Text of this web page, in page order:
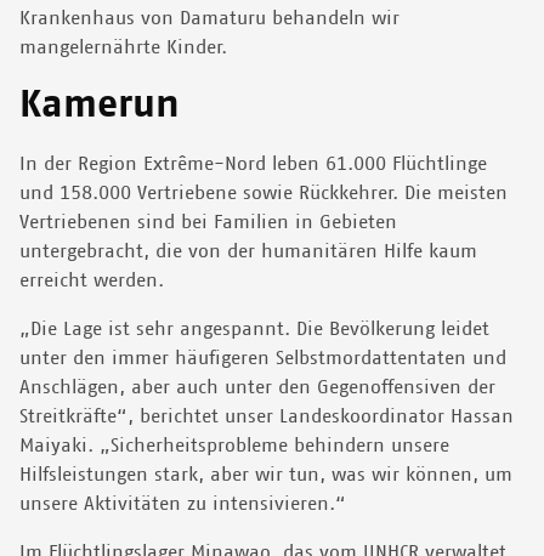
Krankenhaus von Damaturu behandeln wir
mangelernährte Kinder.
Kamerun
In der Region Extrême-Nord leben 61.000 Flüchtlinge
und 158.000 Vertriebene sowie Rückkehrer. Die meisten
Vertriebenen sind bei Familien in Gebieten
untergebracht, die von der humanitären Hilfe kaum
erreicht werden.
„Die Lage ist sehr angespannt. Die Bevölkerung leidet
unter den immer häufigeren Selbstmordattentaten und
Anschlägen, aber auch unter den Gegenoffensiven der
Streitkräfte“, berichtet unser Landeskoordinator Hassan
Maiyaki. „Sicherheitsprobleme behindern unsere
Hilfsleistungen stark, aber wir tun, was wir können, um
unsere Aktivitäten zu intensivieren.“